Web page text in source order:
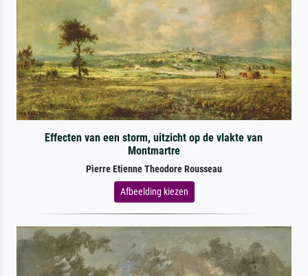
Effecten van een storm, uitzicht op de vlakte van
Montmartre
Pierre Etienne Theodore Rousseau
Afbeelding kiezen